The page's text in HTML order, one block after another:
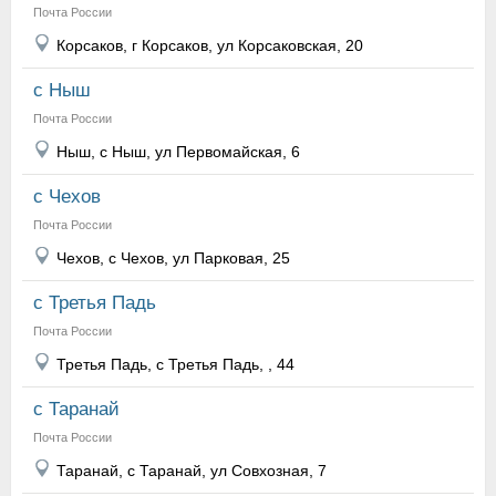
Почта России
Корсаков, г Корсаков, ул Корсаковская, 20
с Ныш
Почта России
Ныш, с Ныш, ул Первомайская, 6
с Чехов
Почта России
Чехов, с Чехов, ул Парковая, 25
с Третья Падь
Почта России
Третья Падь, с Третья Падь, , 44
с Таранай
Почта России
Таранай, с Таранай, ул Совхозная, 7